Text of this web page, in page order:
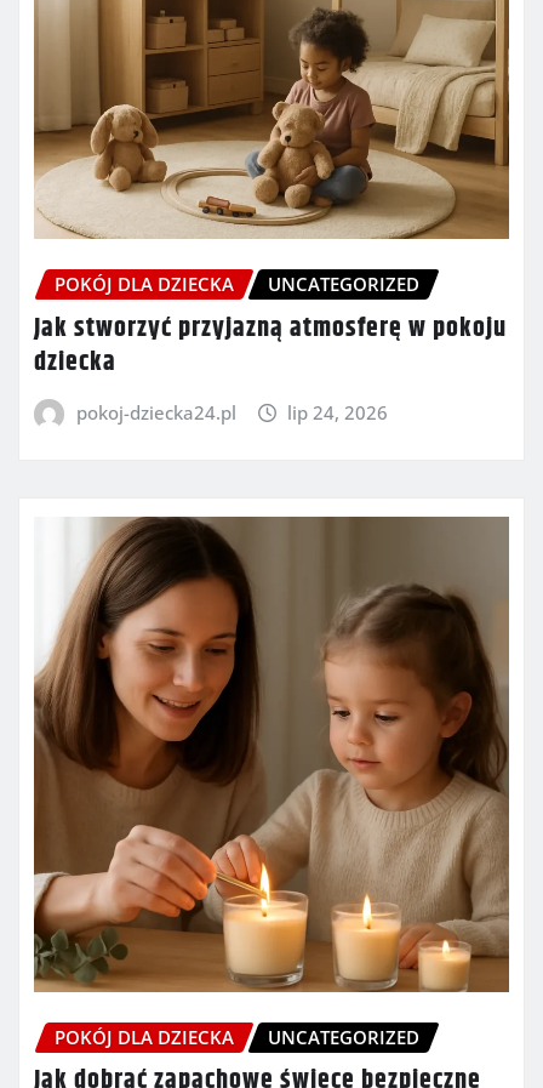
POKÓJ DLA DZIECKA UNCATEGORIZED
Jak stworzyć przyjazną atmosferę w pokoju
dziecka
pokoj-dziecka24.pl lip 24, 2026
POKÓJ DLA DZIECKA UNCATEGORIZED